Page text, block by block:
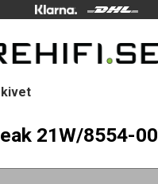
21W/8554-00